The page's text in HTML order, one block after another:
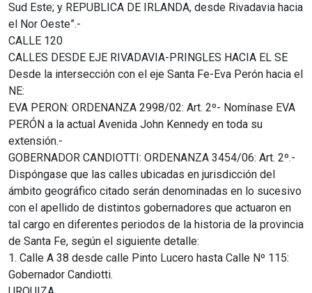
Sud Este; y REPUBLICA DE IRLANDA, desde Rivadavia hacia
el Nor Oeste”.-
CALLE 120
CALLES DESDE EJE RIVADAVIA-PRINGLES HACIA EL SE
Desde la intersección con el eje Santa Fe-Eva Perón hacia el
NE:
EVA PERON: ORDENANZA 2998/02: Art. 2º- Nomínase EVA
PERÓN a la actual Avenida John Kennedy en toda su
extensión.-
GOBERNADOR CANDIOTTI: ORDENANZA 3454/06: Art. 2º.-
Dispóngase que las calles ubicadas en jurisdicción del
ámbito geográfico citado serán denominadas en lo sucesivo
con el apellido de distintos gobernadores que actuaron en
tal cargo en diferentes periodos de la historia de la provincia
de Santa Fe, según el siguiente detalle:
1. Calle A 38 desde calle Pinto Lucero hasta Calle Nº 115:
Gobernador Candiotti.